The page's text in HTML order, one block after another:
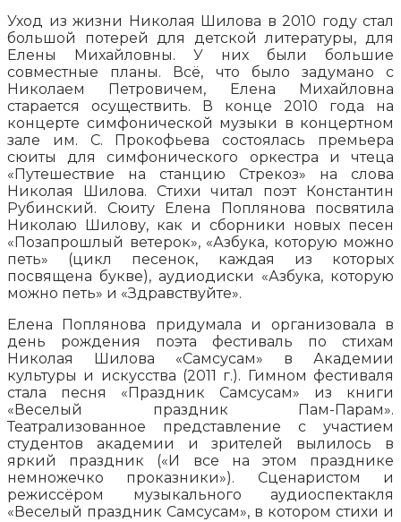
Уход из жизни Николая Шилова в 2010 году стал
большой потерей для детской литературы, для
Елены Михайловны. У них были большие
совместные планы. Всё, что было задумано с
Николаем Петровичем, Елена Михайловна
старается осуществить. В конце 2010 года на
концерте симфонической музыки в концертном
зале им. С. Прокофьева состоялась премьера
сюиты для симфонического оркестра и чтеца
«Путешествие на станцию Стрекоз» на слова
Николая Шилова. Стихи читал поэт Константин
Рубинский. Сюиту Елена Поплянова посвятила
Николаю Шилову, как и сборники новых песен
«Позапрошлый ветерок», «Азбука, которую можно
петь»
(цикл песенок, каждая из которых
посвящена букве), аудиодиски «Азбука, которую
можно петь» и «Здравствуйте».
Елена Поплянова придумала и организовала в
день рождения поэта фестиваль по стихам
Николая Шилова «Самсусам» в Академии
культуры и искусства (2011 г.). Гимном фестиваля
стала песня «Праздник Самсусам» из книги
«Веселый праздник Пам-Парам».
Театрализованное представление с участием
студентов академии и зрителей вылилось в
яркий праздник («И все на этом празднике
немножечко проказники»). Сценаристом и
режиссёром музыкального аудиоспектакля
«Веселый праздник Самсусам», в котором стихи и